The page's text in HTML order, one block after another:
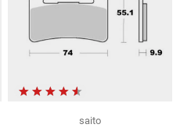
saito